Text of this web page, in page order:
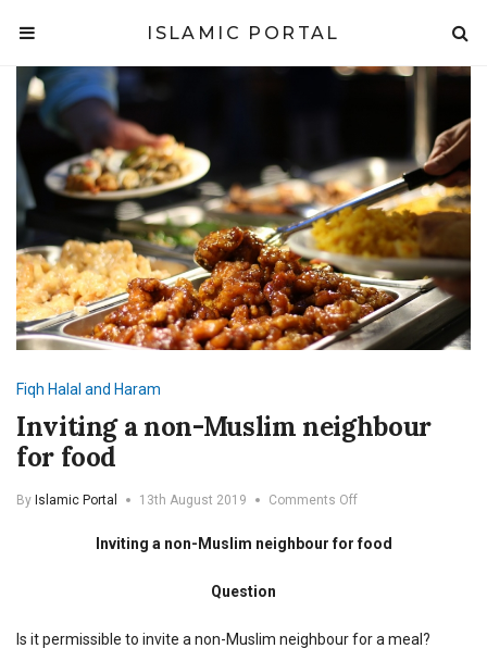
ISLAMIC PORTAL
Fiqh Halal and Haram
Inviting a non-Muslim neighbour
for food
By Islamic Portal 13th August 2019 Comments Offon
a
food
Inviting a non-Muslim neighbour for food
Question
Is it permissible to invite a non-Muslim neighbour for a meal?